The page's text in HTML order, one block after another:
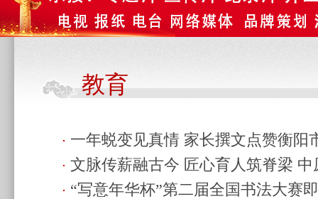
教育
一年蜕变见真情 家长撰文点赞衡阳
主任高琪(2026.06.25 22:45)
文脉传薪融古今 匠心育人筑脊梁
景堂(2025.12.30 13:58)
“写意年华杯”第二届全国书法大赛